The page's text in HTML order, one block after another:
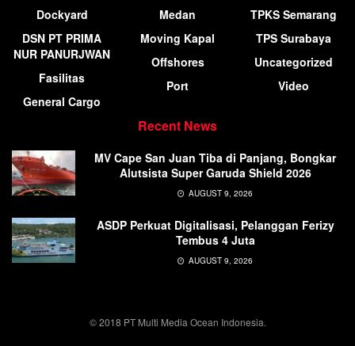
Dockyard
DSN PT PRIMA
NUR PANURJWAN
Fasilitas
General Cargo
Medan
Moving Kapal
Offshores
Port
TPKS Semarang
TPS Surabaya
Uncategorized
Video
Recent News
MV Cape San Juan Tiba di Panjang, Bongkar
Alutsista Super Garuda Shield 2026
AUGUST 9, 2026
ASDP Perkuat Digitalisasi, Pelanggan Ferizy
Tembus 4 Juta
AUGUST 9, 2026
© 2018 PT Multi Media Ocean Indonesia.